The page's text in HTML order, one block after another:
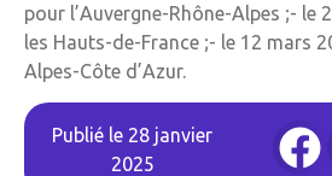
pour l’Auvergne-Rhône-Alpes ;- le
les Hauts-de-France ;- le 12 mars
Alpes-Côte d’Azur.
Publié le 28 janvier
2025